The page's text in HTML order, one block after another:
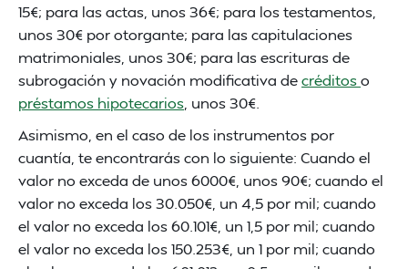
15€; para las actas, unos 36€; para los testamentos,
unos 30€ por otorgante; para las capitulaciones
matrimoniales, unos 30€; para las escrituras de
subrogación y novación modificativa decréditoso
préstamos hipotecarios, unos 30€.
Asimismo, en el caso de los instrumentos por
cuantía, te encontrarás con lo siguiente: Cuando el
valor no exceda de unos 6000€, unos 90€; cuando el
valor no exceda los 30.050€, un 4,5 por mil; cuando
el valor no exceda los 60.101€, un 1,5 por mil; cuando
el valor no exceda los 150.253€, un 1 por mil; cuando